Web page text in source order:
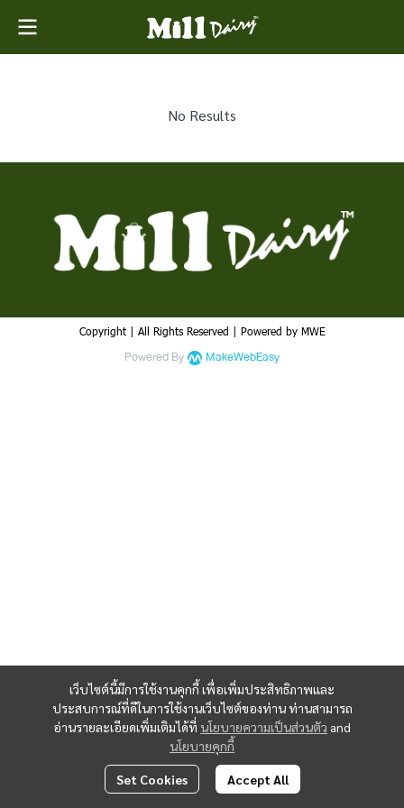
No Results
เว็บไซต์นี้มีการใช้งานคุกกี้ เพื่อเพิ่มประสิทธิภาพและ
ประสบการณ์ที่ดีในการใช้งานเว็บไซต์ของท่าน ท่านสามารถ
อ่านรายละเอียดเพิ่มเติมได้ที่ นโยบายความเป็นส่วนตัว and
นโยบายคุกกี้
Set Cookies Accept All
Copyright | All Rights Reserved | Powered by MWE
Powered By MakeWebEasy